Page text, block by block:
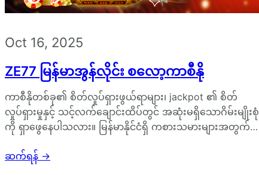
Oct 16, 2025
ZE77 မြန်မာအွန်လိုင်း စလော့ကာစီနို
ကာစီနိုတစ်ခု၏ စိတ်လှုပ်ရှားဖွယ်ရာများ၊ jackpot ၏ စိတ်
လှုပ်ရှားမှုနှင့် သင့်လက်ချောင်းထိပ်တွင် အဆုံးမရှိသောဂိမ်းမျိုးစုံ
ကို ရှာဖွေနေပါသလား။ မြန်မာနိုင်ငံရှိ ကစားသမားများအတွက်…
ဆက်ရန် →